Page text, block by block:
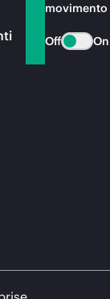
movimento
Off On